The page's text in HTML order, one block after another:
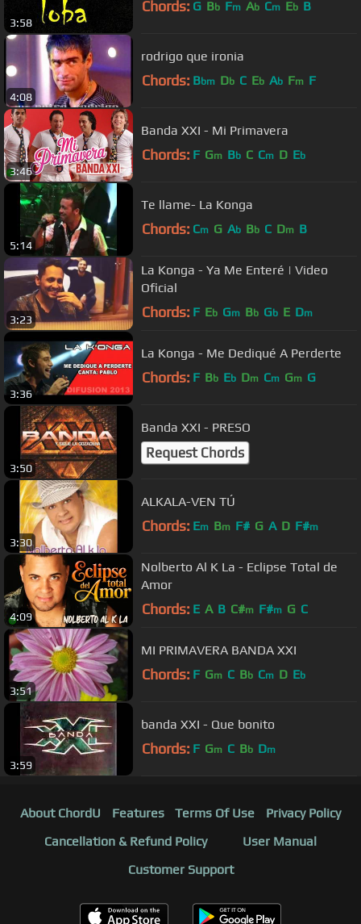
3:58
Chords: G Bb Fm Ab Cm Eb B
4:08
rodrigo que ironia
Chords: Bbm Db C Eb Ab Fm F
3:46
Banda XXI - Mi Primavera
Chords: F Gm Bb C Cm D Eb
5:14
Te llame- La Konga
Chords: Cm G Ab Bb C Dm B
3:23
La Konga - Ya Me Enteré | Video
Oficial
Chords: F Eb Gm Bb Gb E Dm
3:36
La Konga - Me Dediqué A Perderte
Chords: F Bb Eb Dm Cm Gm G
3:50
Banda XXI - PRESO
Request Chords
3:30
ALKALA-VEN TÚ
Chords: Em Bm F# G A D F#m
4:09
Nolberto Al K La - Eclipse Total de
Amor
Chords: E A B C#m F#m G C
3:51
MI PRIMAVERA BANDA XXI
Chords: F Gm C Bb Cm D Eb
3:59
banda XXI - Que bonito
Chords: F Gm C Bb Dm
About ChordU Features Terms Of Use
Privacy Policy
Cancellation & Refund Policy
User Manual
Customer Support